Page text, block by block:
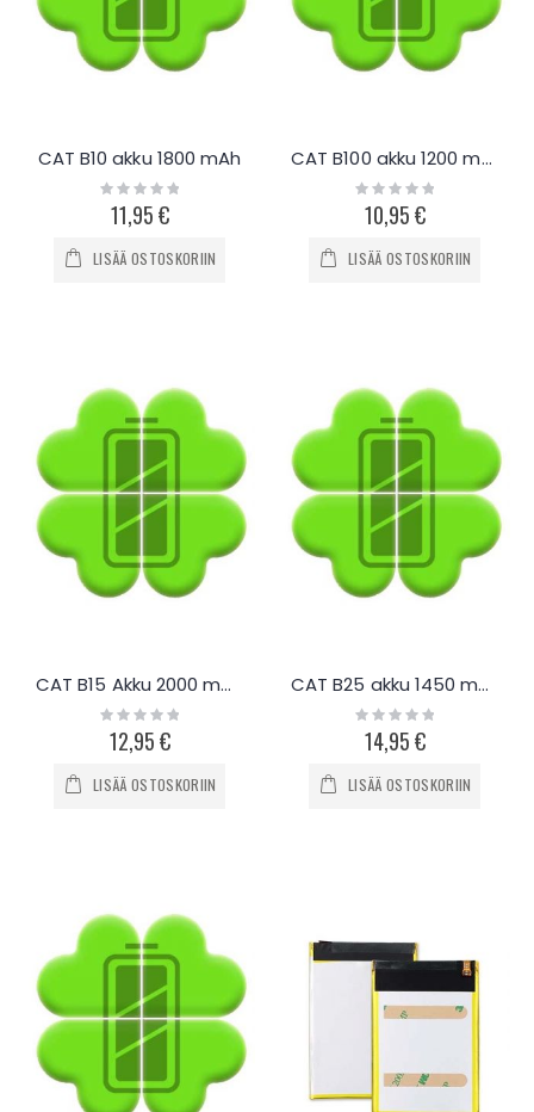
CAT B10 akku 1800 mAh
Rating:
0%
11,95 €
LISÄÄ OSTOSKORIIN
CAT B100 akku 1200 mAh
Rating:
0%
10,95 €
LISÄÄ OSTOSKORIIN
CAT B15 Akku 2000 mAh
Rating:
0%
12,95 €
LISÄÄ OSTOSKORIIN
CAT B25 akku 1450 mAh
Rating:
0%
14,95 €
LISÄÄ OSTOSKORIIN